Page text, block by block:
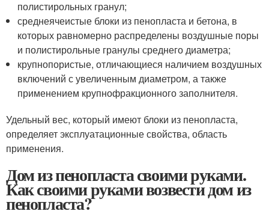
полистирольных гранул;
среднеячеистые блоки из пенопласта и бетона, в
которых равномерно распределены воздушные поры
и полистирольные гранулы среднего диаметра;
крупнопористые, отличающиеся наличием воздушных
включений с увеличенным диаметром, а также
применением крупнофракционного заполнителя.
Удельный вес, который имеют блоки из пенопласта,
определяет эксплуатационные свойства, область
применения.
Дом из пенопласта своими руками.
Как своими руками возвести дом из
пенопласта?